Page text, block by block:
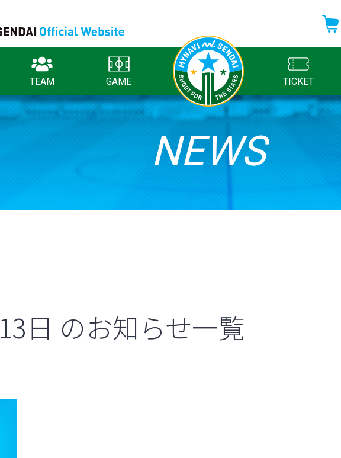
TEAM GAME TICKET
NEWS
13日 のお知らせ一覧